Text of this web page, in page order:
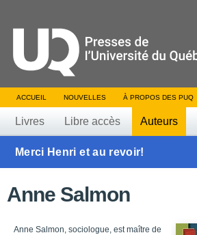
ACCUEIL NOUVELLES À PROPOS DES PUQ
Livres Libre accès Auteurs
Merci Henri et au revoir!
Anne Salmon
Anne Salmon, sociologue, est maître de